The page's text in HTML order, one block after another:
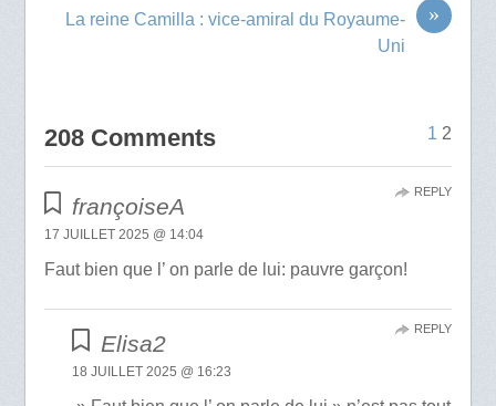
»
La reine Camilla : vice-amiral du Royaume-
Uni
208 Comments 1 2
françoiseA
17 JUILLET 2025 @ 14:04
Faut bien que l’ on parle de lui: pauvre garçon!
REPLY
Elisa2
18 JUILLET 2025 @ 16:23
REPLY